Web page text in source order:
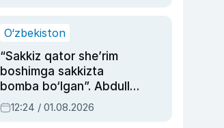
O‘zbekiston
“Sakkiz qator she’rim
boshimga sakkizta
bomba bo‘lgan”. Abdulla
Oripovni siyosiy
ayblovlardan asrab
12:24 / 01.08.2026